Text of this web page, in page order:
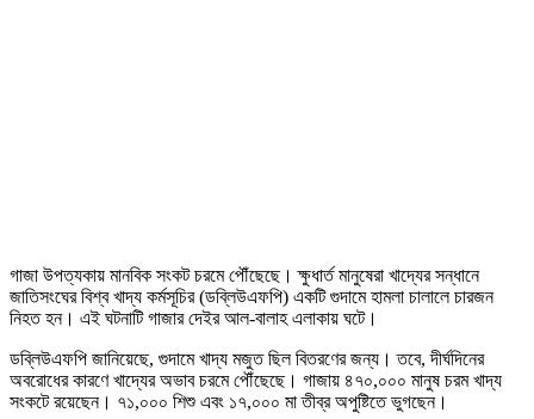
গাজা উপত্যকায় মানবিক সংকট চরমে পৌঁছেছে। ক্ষুধার্ত মানুষেরা খাদ্যের সন্ধানে
জাতিসংঘের বিশ্ব খাদ্য কর্মসূচির (ডব্লিউএফপি) একটি গুদামে হামলা চালালে চারজন
নিহত হন। এই ঘটনাটি গাজার দেইর আল-বালাহ এলাকায় ঘটে।
ডব্লিউএফপি জানিয়েছে, গুদামে খাদ্য মজুত ছিল বিতরণের জন্য। তবে, দীর্ঘদিনের
অবরোধের কারণে খাদ্যের অভাব চরমে পৌঁছেছে। গাজায় ৪৭০,০০০ মানুষ চরম খাদ্য
সংকটে রয়েছেন। ৭১,০০০ শিশু এবং ১৭,০০০ মা তীব্র অপুষ্টিতে ভুগছেন।